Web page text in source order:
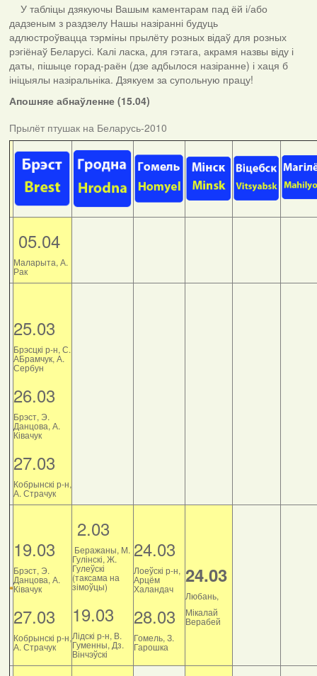
У табліцы дзякуючы Вашым каментарам пад ёй і/або
дадзеным з раздзелу Нашы назіранні будуць
адлюстроўвацца тэрміны прылёту розных відаў для розных
рэгіёнаў Беларусі. Калі ласка, для гэтага, акрамя назвы віду і
даты, пішыце горад-раён (дзе адбылося назіранне) і хаця б
ініцыялы назіральніка. Дзякуем за супольную працу!
Апошняе абнаўленне (15.04)
Прылёт птушак на Беларусь-2010
05.04
Маларыта, А.
Рак
25.03
Брэсцкі р-н, С.
АБрамчук, А.
Сербун
26.03
Брэст, Э.
Данцова, А.
Ківачук
27.03
Кобрынскі р-н,
А. Страчук
19.03
Брэст, Э.
Данцова, А.
Ківачук
27.03
Кобрынскі р-н,
А. Страчук
2.03
Беражаны, М.
Гулінскі, Ж.
Гулеўскі
(таксама на
зімоўцы)
19.03
Лідскі р-н, В.
Гуменны, Дз.
Вінчэўскі
24.03
Лоеўскі р-н,
Арцём
Халандач
28.03
Гомель, З.
Гарошка
24.03
Любань,
Мікалай
Верабей